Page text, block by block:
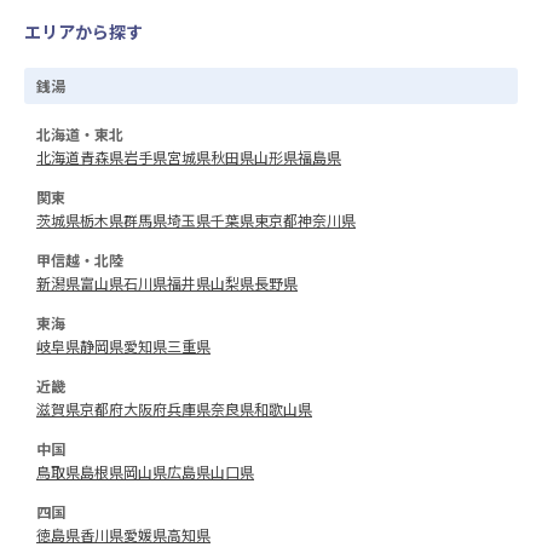
エリアから探す
銭湯
北海道・東北
北海道青森県岩手県宮城県秋田県山形県福島県
関東
茨城県栃木県群馬県埼玉県千葉県東京都神奈川県
甲信越・北陸
新潟県富山県石川県福井県山梨県長野県
東海
岐阜県静岡県愛知県三重県
近畿
滋賀県京都府大阪府兵庫県奈良県和歌山県
中国
鳥取県島根県岡山県広島県山口県
四国
徳島県香川県愛媛県高知県